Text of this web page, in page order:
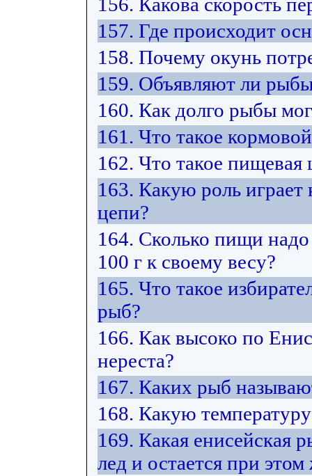
157. Где происходит
158. Почему окунь
159. Объявляют ли
160. Как долго рыбы
161. Что такое
162. Что такое пищевая
163. Какую роль играет
цепи?
164. Сколько пищи
100 г к своему весу?
165. Что такое
рыб?
166. Как высоко по
нереста?
167. Каких рыб
168. Какую
169. Какая енисейская
лед и остается при